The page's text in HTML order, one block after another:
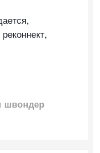
швондер